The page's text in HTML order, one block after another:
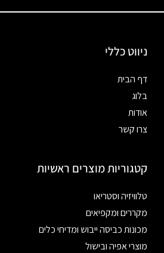
ניווט כללי
דף הבית
בלוג
אודות
צרו קשר
קטגוריות מוצרים ראשיות
טלוויזיה וסטריאו
מקררים ומקפיאים
מכונות כביסה ייבוש ומדיחי כלים
מוצרי אפיה ובישול